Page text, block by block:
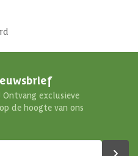
exclusieve
de hoogte van ons